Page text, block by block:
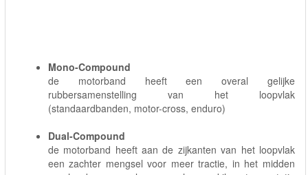
Mono-Compound
de motorband heeft een overal gelijke
rubbersamenstelling van het loopvlak
(standaardbanden, motor-cross, enduro)
Dual-Compound
de motorband heeft aan de zijkanten van het loopvlak
een zachter mengsel voor meer tractie, in het midden